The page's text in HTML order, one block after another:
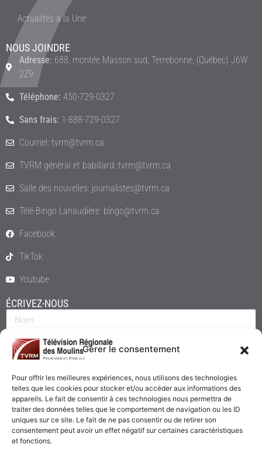
Gérer le consentement
Pour offrir les meilleures expériences, nous utilisons des technologies
telles que les cookies pour stocker et/ou accéder aux informations des
appareils. Le fait de consentir à ces technologies nous permettra de
traiter des données telles que le comportement de navigation ou les ID
uniques sur ce site. Le fait de ne pas consentir ou de retirer son
consentement peut avoir un effet négatif sur certaines caractéristiques
et fonctions.
Actualités à la Une
NOUS JOINDRE
Adresse: 688, montée Masson sud, Terrebonne, (Québec) J6W
2Z9
Téléphone: 450-729-0327
Sans frais: 1-888-729-0327
Courriel: tvrm@tvrm.ca
TVRM général et babillard: tvrm@tvrm.ca
Salle des nouvelles: journalistes@tvrm.ca
Télé-Bingo Lanaudière: bingo@tvrm.ca
Facebook
TikTok
Youtube
ÉCRIVEZ-NOUS